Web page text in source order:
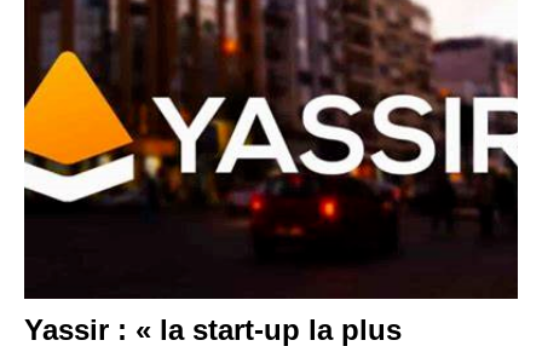
Yassir : « la start-up la plus